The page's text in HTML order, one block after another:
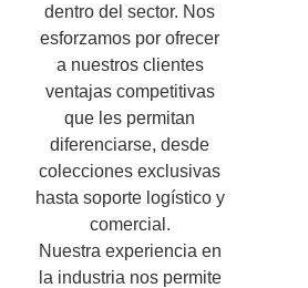
dentro del sector. Nos
esforzamos por ofrecer
a nuestros clientes
ventajas competitivas
que les permitan
diferenciarse, desde
colecciones exclusivas
hasta soporte logístico y
comercial.
Nuestra experiencia en
la industria nos permite